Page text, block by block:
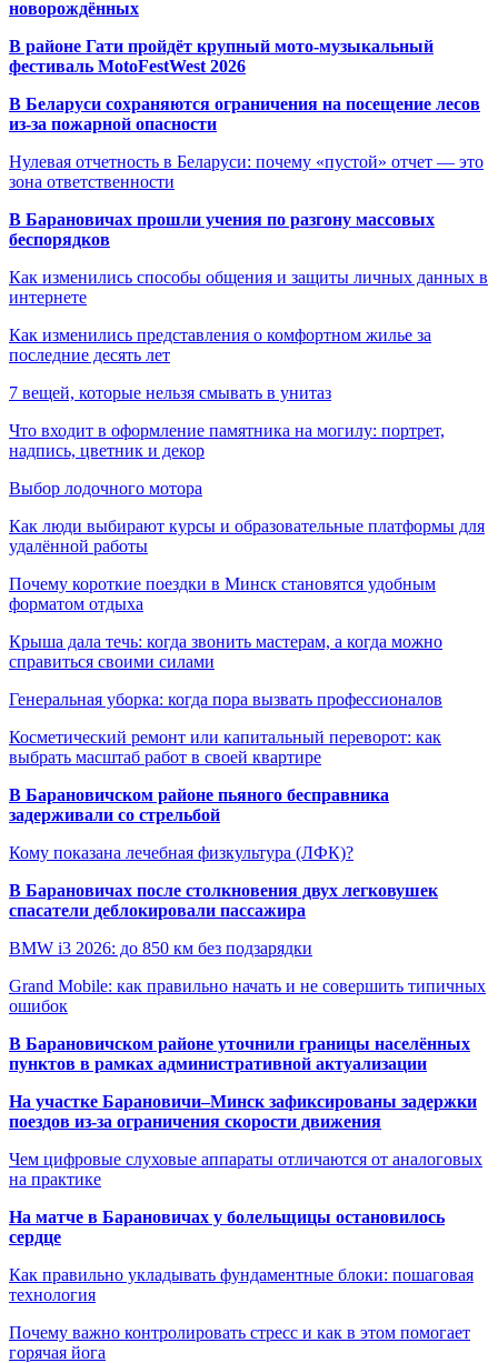
новорождённых
В районе Гати пройдёт крупный мото-музыкальный
фестиваль MotoFestWest 2026
В Беларуси сохраняются ограничения на посещение лесов
из-за пожарной опасности
Нулевая отчетность в Беларуси: почему «пустой» отчет — это
зона ответственности
В Барановичах прошли учения по разгону массовых
беспорядков
Как изменились способы общения и защиты личных данных в
интернете
Как изменились представления о комфортном жилье за
последние десять лет
7 вещей, которые нельзя смывать в унитаз
Что входит в оформление памятника на могилу: портрет,
надпись, цветник и декор
Выбор лодочного мотора
Как люди выбирают курсы и образовательные платформы для
удалённой работы
Почему короткие поездки в Минск становятся удобным
форматом отдыха
Крыша дала течь: когда звонить мастерам, а когда можно
справиться своими силами
Генеральная уборка: когда пора вызвать профессионалов
Косметический ремонт или капитальный переворот: как
выбрать масштаб работ в своей квартире
В Барановичском районе пьяного бесправника
задерживали со стрельбой
Кому показана лечебная физкультура (ЛФК)?
В Барановичах после столкновения двух легковушек
спасатели деблокировали пассажира
BMW i3 2026: до 850 км без подзарядки
Grand Mobile: как правильно начать и не совершить типичных
ошибок
В Барановичском районе уточнили границы населённых
пунктов в рамках административной актуализации
На участке Барановичи–Минск зафиксированы задержки
поездов из-за ограничения скорости движения
Чем цифровые слуховые аппараты отличаются от аналоговых
на практике
На матче в Барановичах у болельщицы остановилось
сердце
Как правильно укладывать фундаментные блоки: пошаговая
технология
Почему важно контролировать стресс и как в этом помогает
горячая йога